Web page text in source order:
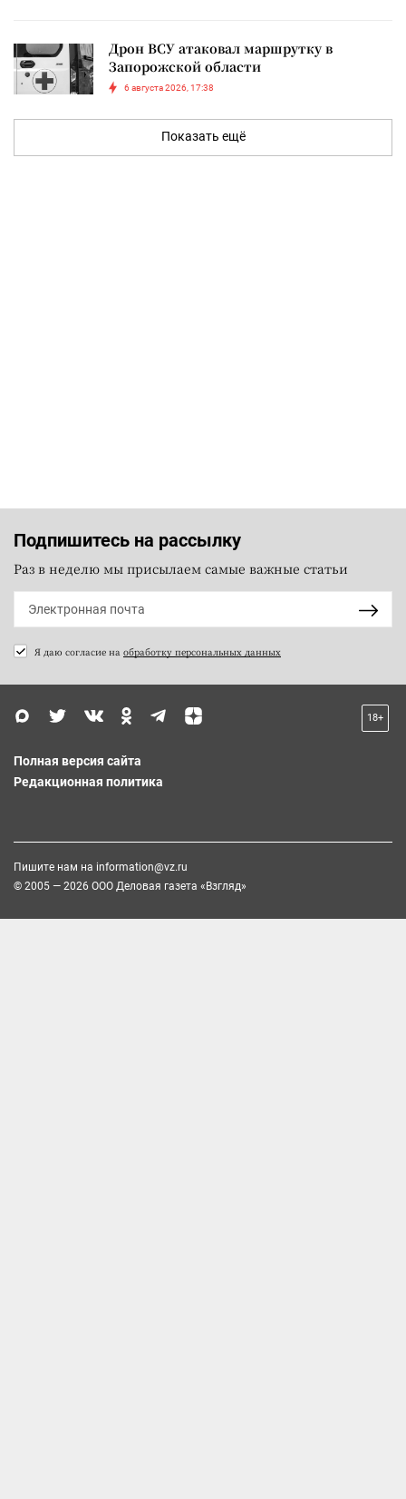
Дрон ВСУ атаковал маршрутку в
Запорожской области
6 августа 2026, 17:38
Показать ещё
Подпишитесь на рассылку
Раз в неделю мы присылаем самые важные статьи
Я даю согласие на обработку персональных данных
18+
Полная версия сайта
Редакционная политика
Пишите нам на information@vz.ru
© 2005 — 2026 ООО Деловая газета «Взгляд»